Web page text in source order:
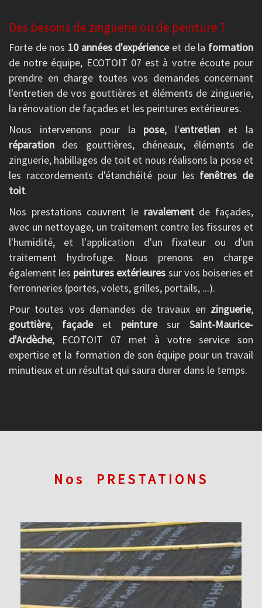
Des besoins de zinguerie ou de peinture ?
Forte de nos 10 années d'expérienceet de la formation
de notre équipe, ECOTOIT 07 est à votre écoute pour
prendre en charge toutes vos demandes concernant
l'entretien de vos gouttières et éléments de zinguerie,
la rénovation de façades et les peintures extérieures.
Nous intervenons pour la pose, l'entretien et la
réparation des gouttières, chéneaux, éléments de
zinguerie, habillages de toit et nous réalisons la pose et
les raccordements d'étanchéité pour les fenêtres de
toit.
Nos prestations couvrent le ravalementde façades,
avec un nettoyage, un traitement contre les fissures et
l'humidité, et l'application d'un fixateur ou d'un
traitement hydrofuge. Nous prenons en charge
également les peintures extérieures sur vos boiseries et
ferronneries (portes, volets, grilles, portails, ...).
Pour toutes vos demandes de travaux en zinguerie,
gouttière, façadeet peinturesur Saint-Maurice-
d'Ardèche, ECOTOIT 07 met à votre service son
expertise et la formation de son équipe pour un travail
minutieux et un résultat qui saura durer dans le temps.
Nos PRESTATIONS